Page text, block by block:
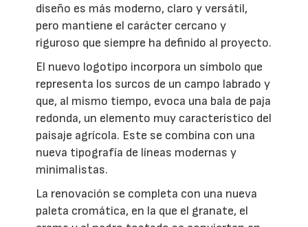
diseño es más moderno, claro y versátil,
pero mantiene el carácter cercano y
riguroso que siempre ha definido al proyecto.
El nuevo logotipo incorpora un símbolo que
representa los surcos de un campo labrado y
que, al mismo tiempo, evoca una bala de paja
redonda, un elemento muy característico del
paisaje agrícola. Este se combina con una
nueva tipografía de líneas modernas y
minimalistas.
La renovación se completa con una nueva
paleta cromática, en la que el granate, el